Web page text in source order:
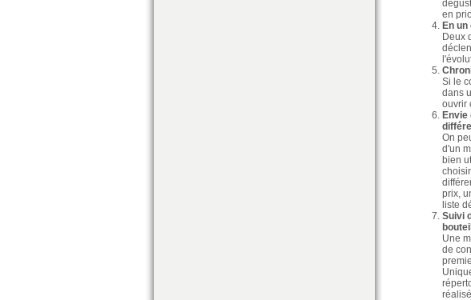
en
En
Deux
Si le
dans
ouvrir
On
d'un
bien
prix,
liste
Suivi
Une
de